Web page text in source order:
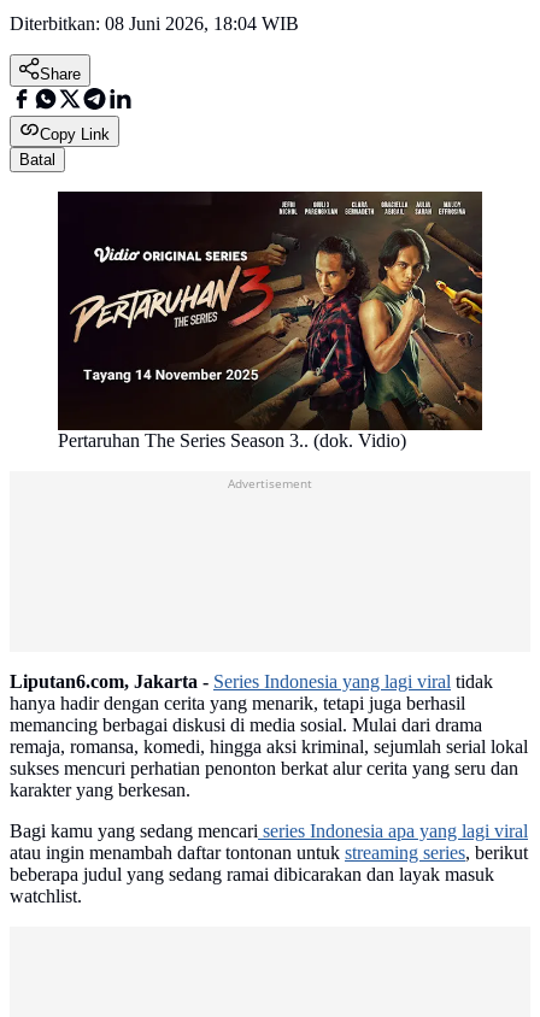
Diterbitkan: 08 Juni 2026, 18:04 WIB
Share
Copy Link
Batal
Pertaruhan The Series Season 3.. (dok. Vidio)
Advertisement
Liputan6.com, Jakarta - Series Indonesia yang lagi viral tidak
hanya hadir dengan cerita yang menarik, tetapi juga berhasil
memancing berbagai diskusi di media sosial. Mulai dari drama
remaja, romansa, komedi, hingga aksi kriminal, sejumlah serial lokal
sukses mencuri perhatian penonton berkat alur cerita yang seru dan
karakter yang berkesan.
Bagi kamu yang sedang mencari series Indonesia apa yang lagi viral
atau ingin menambah daftar tontonan untuk streaming series, berikut
beberapa judul yang sedang ramai dibicarakan dan layak masuk
watchlist.